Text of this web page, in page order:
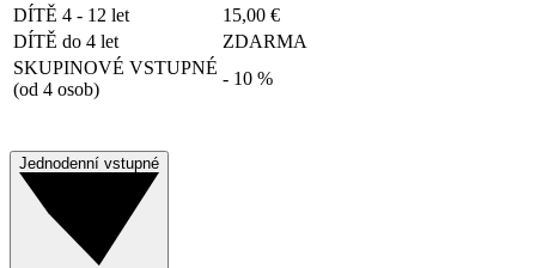
DÍTĚ 4 - 12 let
15,00 €
DÍTĚ do 4 let
ZDARMA
SKUPINOVÉ VSTUPNÉ
(od 4 osob)
- 10 %
Jednodenní vstupné